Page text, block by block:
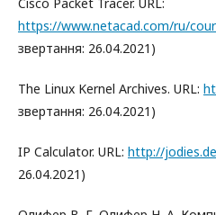
https://www.netacad.com/ru/
звертання: 26.04.2021)
The Linux Kernel Archives. URL:
звертання: 26.04.2021)
IP Calculator. URL: http://
26.04.2021)